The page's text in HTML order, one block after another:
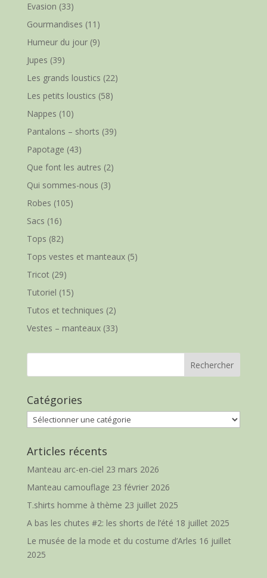
Evasion (33)
Gourmandises (11)
Humeur du jour(9)
Jupes (39)
Les grands loustics (22)
Les petits loustics (58)
Nappes (10)
Pantalons – shorts (39)
Papotage (43)
Que font les autres (2)
Qui sommes-nous (3)
Robes (105)
Sacs (16)
Tops (82)
Tops vestes et manteaux(5)
Tricot(29)
Tutoriel (15)
Tutos et techniques (2)
Vestes – manteaux(33)
Catégories
Catégories
Articles récents
Manteau arc-en-ciel 23 mars 2026
Manteau camouflage 23 février 2026
T.shirts homme à thème 23 juillet 2025
A bas les chutes #2: les shorts de l’été 18 juillet 2025
Le musée de la mode et du costume d’Arles 16 juillet
2025